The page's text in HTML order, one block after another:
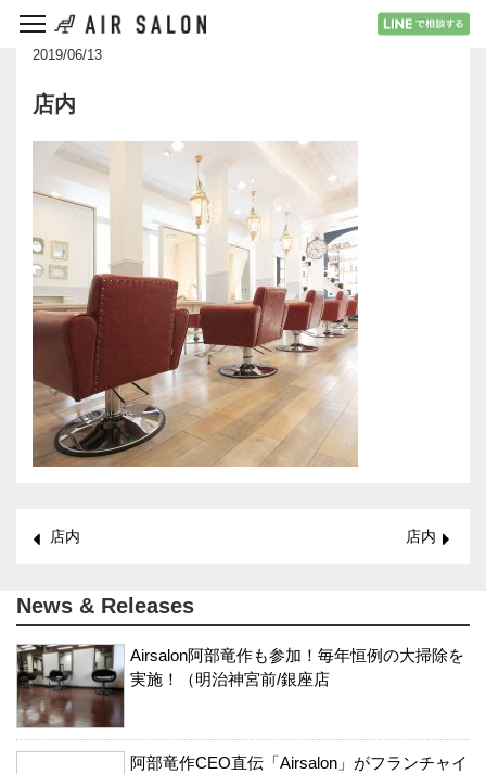
2019/06/13
店内
店内 店内
News & Releases
Airsalon阿部竜作も参加！毎年恒例の大掃除を
実施！（明治神宮前/銀座店
阿部竜作CEO直伝「Airsalon」がフランチャイ